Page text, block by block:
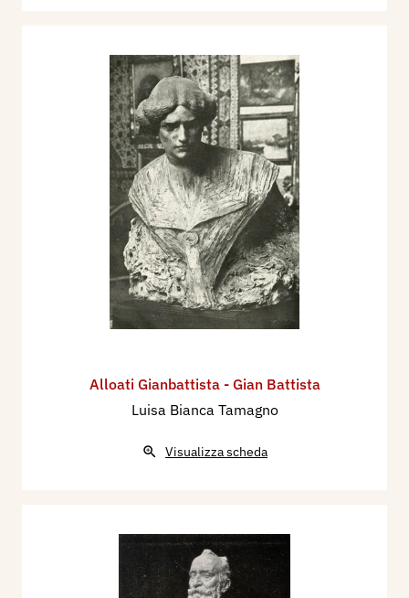
Alloati Gianbattista - Gian Battista
Luisa Bianca Tamagno
Visualizza scheda